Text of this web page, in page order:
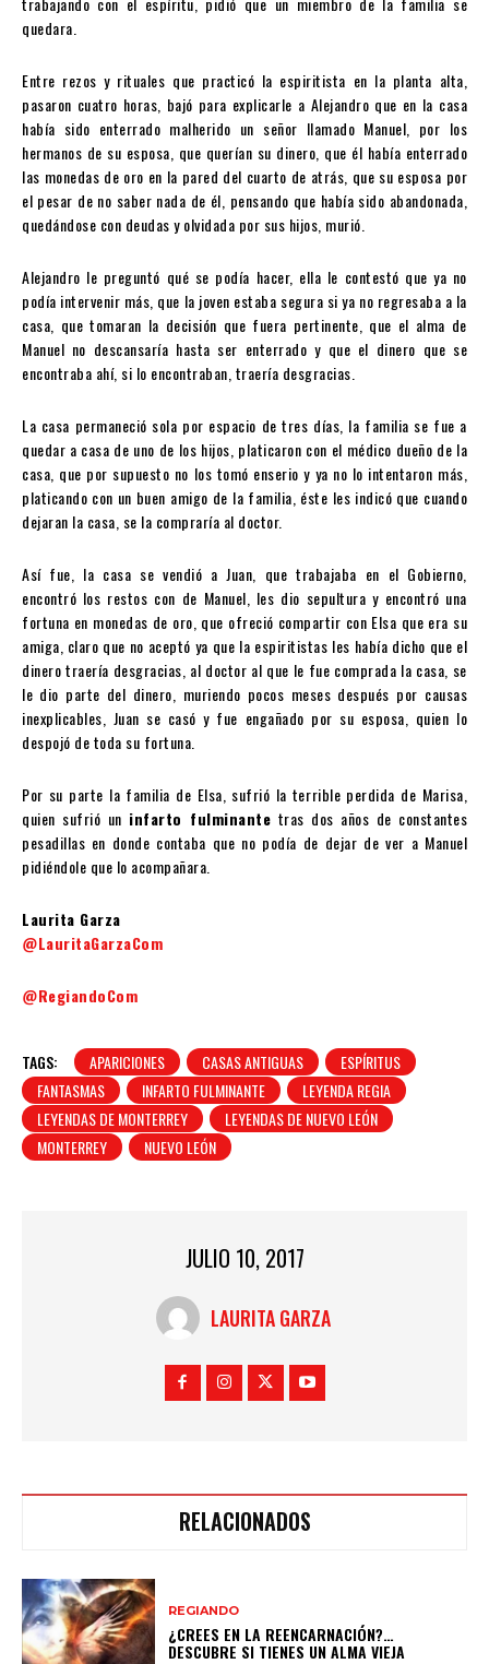
quedara.
Entre rezos y rituales que practicó la espiritista en la planta alta,
pasaron cuatro horas, bajó para explicarle a Alejandro que en la casa
había sido enterrado malherido un señor llamado Manuel, por los
hermanos de su esposa, que querían su dinero, que él había enterrado
las monedas de oro en la pared del cuarto de atrás, que su esposa por
el pesar de no saber nada de él, pensando que había sido abandonada,
quedándose con deudas y olvidada por sus hijos, murió.
Alejandro le preguntó qué se podía hacer, ella le contestó que ya no
podía intervenir más, que la joven estaba segura si ya no regresaba a la
casa, que tomaran la decisión que fuera pertinente, que el alma de
Manuel no descansaría hasta ser enterrado y que el dinero que se
encontraba ahí, si lo encontraban, traería desgracias.
La casa permaneció sola por espacio de tres días, la familia se fue a
quedar a casa de uno de los hijos, platicaron con el médico dueño de la
casa, que por supuesto no los tomó enserio y ya no lo intentaron más,
platicando con un buen amigo de la familia, éste les indicó que cuando
dejaran la casa, se la compraría al doctor.
Así fue, la casa se vendió a Juan, que trabajaba en el Gobierno,
encontró los restos con de Manuel, les dio sepultura y encontró una
fortuna en monedas de oro, que ofreció compartir con Elsa que era su
amiga, claro que no aceptó ya que la espiritistas les había dicho que el
dinero traería desgracias, al doctor al que le fue comprada la casa, se
le dio parte del dinero, muriendo pocos meses después por causas
inexplicables, Juan se casó y fue engañado por su esposa, quien lo
despojó de toda su fortuna.
Por su parte la familia de Elsa, sufrió la terrible perdida de Marisa,
quien sufrió un infarto fulminante tras dos años de constantes
pesadillas en donde contaba que no podía de dejar de ver a Manuel
pidiéndole que lo acompañara.
Laurita Garza
@LauritaGarzaCom
@RegiandoCom
TAGS: APARICIONES CASAS ANTIGUAS
ESPÍRITUS
FANTASMAS
INFARTO FULMINANTE
LEYENDA REGIA
LEYENDAS DE MONTERREY
LEYENDAS DE NUEVO LEÓN
MONTERREY
NUEVO LEÓN
JULIO 10, 2017
LAURITA GARZA
RELACIONADOS
REGIANDO
¿CREES EN LA REENCARNACIÓN?…
DESCUBRE SI TIENES UN ALMA VIEJA